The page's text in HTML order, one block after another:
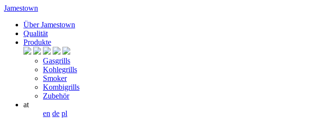
Jamestown
Über Jamestown
Qualität
Produkte
Gasgrills
Kohlegrills
Smoker
Kombigrills
Zubehör
at
en de pl